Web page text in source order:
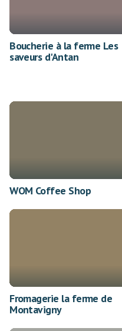
Boucherie à la ferme Les
saveurs d'Antan
WOM Coffee Shop
Fromagerie la ferme de
Montavigny